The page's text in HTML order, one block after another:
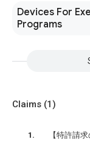
Devices For
Programs
Claims (1)
【特許請